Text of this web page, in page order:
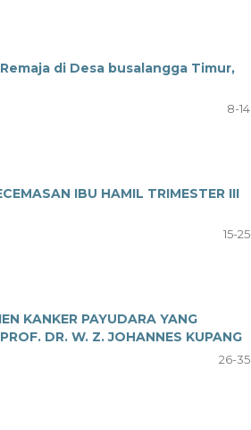
di Desa busalangga Timur,
8-14
IBU HAMIL TRIMESTER III
15-25
KANKER PAYUDARA YANG
DR. W. Z. JOHANNES KUPANG
26-35